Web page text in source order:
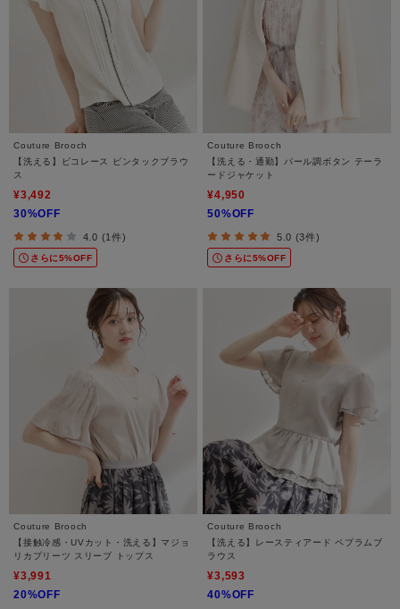
Couture Brooch
【洗える】ピコレース ピンタックブラウ
ス
¥3,492
30%OFF
4.0 (1件)
さらに5%OFF
Couture Brooch
【洗える・通勤】パール調ボタン テーラ
ードジャケット
¥4,950
50%OFF
5.0 (3件)
さらに5%OFF
Couture Brooch
【接触冷感・UVカット・洗える】マジョ
リカプリーツ スリーブ トップス
¥3,991
20%OFF
Couture Brooch
【洗える】レースティアード ペプラムブ
ラウス
¥3,593
40%OFF